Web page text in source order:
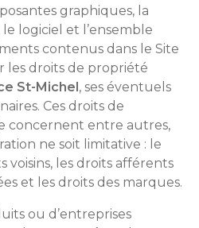
graphiques, la
logiciel et l’ensemble
contenus dans le Site
les droits de propriété
St-Michel, ses éventuels
Ces droits de
concernent entre autres,
ne soit limitative : le
voisins, les droits afférents
et les droits des marques.
ou d’entreprises